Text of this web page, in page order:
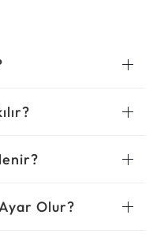
Olur?